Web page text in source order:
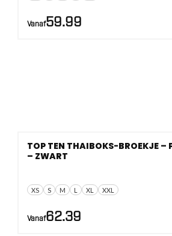
Vanaf59.99
XS S M L XL XXL
TOP TEN THAIBOKS-BROEKJE –
– ZWART
Vanaf62.39